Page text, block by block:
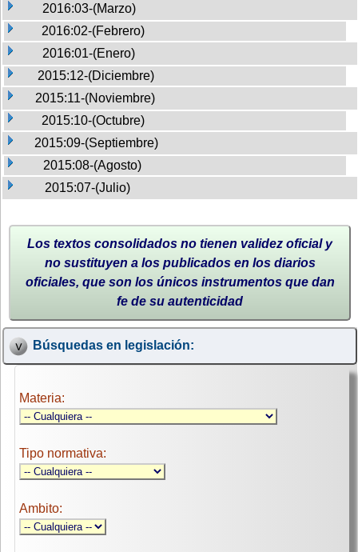
2016:03-(Marzo)
2016:02-(Febrero)
2016:01-(Enero)
2015:12-(Diciembre)
2015:11-(Noviembre)
2015:10-(Octubre)
2015:09-(Septiembre)
2015:08-(Agosto)
2015:07-(Julio)
Los textos consolidados no tienen validez oficial y
no sustituyen a los publicados en los diarios
oficiales, que son los únicos instrumentos que dan
fe de su autenticidad
Búsquedas en legislación:
Materia:
Tipo normativa:
Ambito: